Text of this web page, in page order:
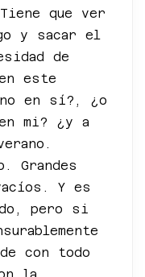
que ver
y sacar el
de
este
en sí?, ¿o
mi? ¿y a
Grandes
Y es
pero si
con todo